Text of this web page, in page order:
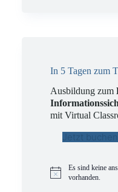
In 5 Tagen zum
Ausbildung zum
mit Virtual
Jetzt buchen!
H
Es sind keine
vorhanden.